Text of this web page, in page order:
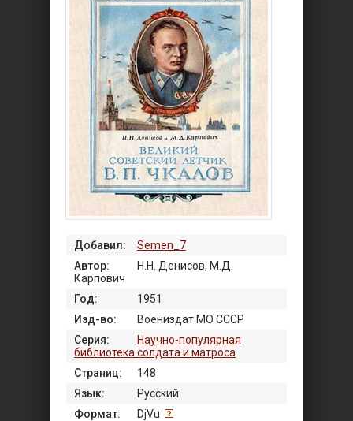
Добавил:
Semen_7
Автор:
Н.Н. Денисов, М.Д.
Карпович
Год:
1951
Изд-во:
Воениздат МО СССР
Серия:
Научно-популярная
библиотека солдата и матроса
Страниц:
148
Язык:
Русский
Формат:
DjVu